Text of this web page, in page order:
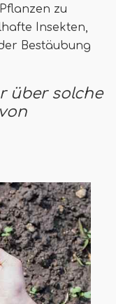
zu
Insekten,
Bestäubung
über solche